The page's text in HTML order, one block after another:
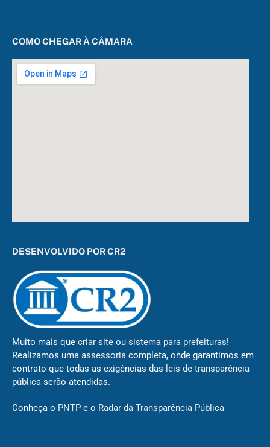
COMO CHEGAR À CÂMARA
DESENVOLVIDO POR CR2
Muito mais que criar site ou sistema para prefeituras!
Realizamos uma assessoria completa, onde garantimos em
contrato que todas as exigências das leis de transparência
pública serão atendidas.
Conheça o PNTP e o Radar da Transparência Pública